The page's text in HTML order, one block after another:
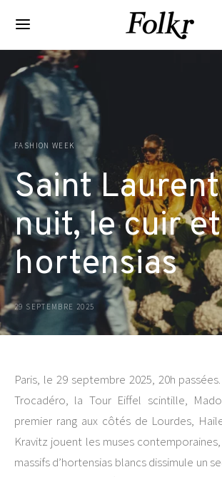
FASHION WEEK
Saint
nuit, le cuir
hortensias
29 SEPTEMBRE 2025
Paris, le 29 septembre 2025, 20h
Trocadéro, la Tour Eiffel scintille,
premier rang aux côtés de Lourdes,
Kravitz jouent les muses
massifs d’hortensias blancs dissimule un